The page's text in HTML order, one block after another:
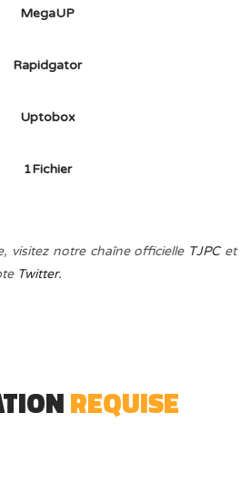
MegaUP
Rapidgator
Uptobox
1Fichier
visitez notre chaîne officielle TJPCet
Twitter.
REQUISE